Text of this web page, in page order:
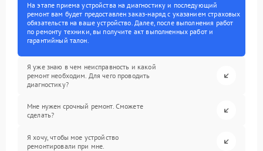
На этапе приема устройства на диагностику и последующий
ремонт вам будет предоставлен заказ-наряд с указанием страховых
обязательств на ваше устройство. Далее, после выполнения работ
по ремонту техники, вы получите акт выполненных работ и
гарантийный талон.
Я уже знаю в чем неисправность и какой
ремонт необходим. Для чего проводить
диагностику?
Мне нужен срочный ремонт. Сможете
сделать?
Я хочу, чтобы мое устройство
ремонтировали при мне.